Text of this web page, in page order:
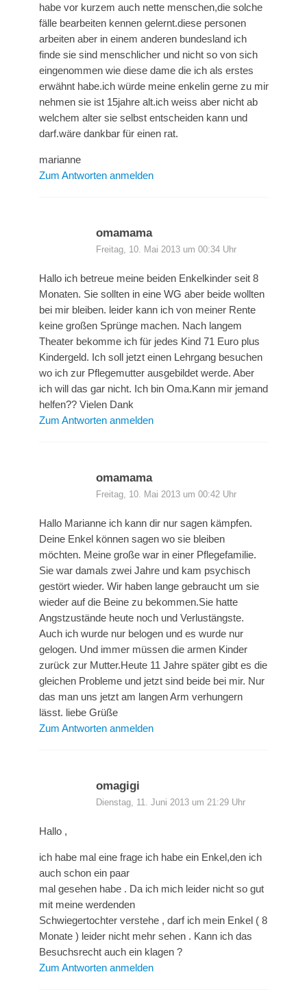
habe vor kurzem auch nette menschen,die solche
fälle bearbeiten kennen gelernt.diese personen
arbeiten aber in einem anderen bundesland ich
finde sie sind menschlicher und nicht so von sich
eingenommen wie diese dame die ich als erstes
erwähnt habe.ich würde meine enkelin gerne zu mir
nehmen sie ist 15jahre alt.ich weiss aber nicht ab
welchem alter sie selbst entscheiden kann und
darf.wäre dankbar für einen rat.
marianne
Zum Antworten anmelden
omamama
Freitag, 10. Mai 2013 um 00:34 Uhr
Hallo ich betreue meine beiden Enkelkinder seit 8
Monaten. Sie sollten in eine WG aber beide wollten
bei mir bleiben. leider kann ich von meiner Rente
keine großen Sprünge machen. Nach langem
Theater bekomme ich für jedes Kind 71 Euro plus
Kindergeld. Ich soll jetzt einen Lehrgang besuchen
wo ich zur Pflegemutter ausgebildet werde. Aber
ich will das gar nicht. Ich bin Oma.Kann mir jemand
helfen?? Vielen Dank
Zum Antworten anmelden
omamama
Freitag, 10. Mai 2013 um 00:42 Uhr
Hallo Marianne ich kann dir nur sagen kämpfen.
Deine Enkel können sagen wo sie bleiben
möchten. Meine große war in einer Pflegefamilie.
Sie war damals zwei Jahre und kam psychisch
gestört wieder. Wir haben lange gebraucht um sie
wieder auf die Beine zu bekommen.Sie hatte
Angstzustände heute noch und Verlustängste.
Auch ich wurde nur belogen und es wurde nur
gelogen. Und immer müssen die armen Kinder
zurück zur Mutter.Heute 11 Jahre später gibt es die
gleichen Probleme und jetzt sind beide bei mir. Nur
das man uns jetzt am langen Arm verhungern
lässt. liebe Grüße
Zum Antworten anmelden
omagigi
Dienstag, 11. Juni 2013 um 21:29 Uhr
Hallo ,
ich habe mal eine frage ich habe ein Enkel,den ich
auch schon ein paar
mal gesehen habe . Da ich mich leider nicht so gut
mit meine werdenden
Schwiegertochter verstehe , darf ich mein Enkel ( 8
Monate ) leider nicht mehr sehen . Kann ich das
Besuchsrecht auch ein klagen ?
Zum Antworten anmelden